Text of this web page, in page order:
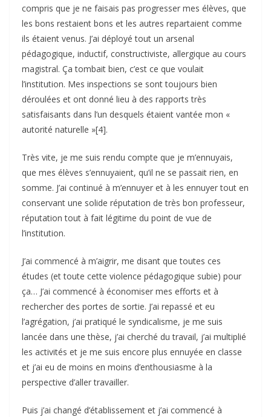
compris que je ne faisais pas progresser mes élèves, que
les bons restaient bons et les autres repartaient comme
ils étaient venus. J’ai déployé tout un arsenal
pédagogique, inductif, constructiviste, allergique au cours
magistral. Ça tombait bien, c’est ce que voulait
l’institution. Mes inspections se sont toujours bien
déroulées et ont donné lieu à des rapports très
satisfaisants dans l’un desquels étaient vantée mon «
autorité naturelle »[4].
Très vite, je me suis rendu compte que je m’ennuyais,
que mes élèves s’ennuyaient, qu’il ne se passait rien, en
somme. J’ai continué à m’ennuyer et à les ennuyer tout en
conservant une solide réputation de très bon professeur,
réputation tout à fait légitime du point de vue de
l’institution.
J’ai commencé à m’aigrir, me disant que toutes ces
études (et toute cette violence pédagogique subie) pour
ça… J’ai commencé à économiser mes efforts et à
rechercher des portes de sortie. J’ai repassé et eu
l’agrégation, j’ai pratiqué le syndicalisme, je me suis
lancée dans une thèse, j’ai cherché du travail, j’ai multiplié
les activités et je me suis encore plus ennuyée en classe
et j’ai eu de moins en moins d’enthousiasme à la
perspective d’aller travailler.
Puis j’ai changé d’établissement et j’ai commencé à